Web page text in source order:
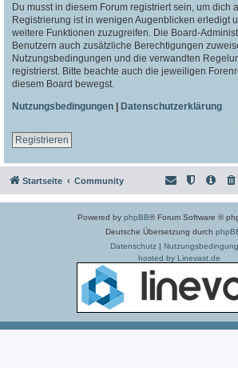
Du musst in diesem Forum registriert sein, um dich
Registrierung ist in wenigen Augenblicken erledigt
weitere Funktionen zuzugreifen. Die Board-
Benutzern auch zusätzliche Berechtigungen
Nutzungsbedingungen und die verwandten
registrierst. Bitte beachte auch die jeweiligen
diesem Board bewegst.
Nutzungsbedingungen | Datenschutzerklärung
Registrieren
Startseite Community
Powered by phpBB® Forum Software ©
Deutsche Übersetzung durch
Datenschutz|
hosted by Linevast.de